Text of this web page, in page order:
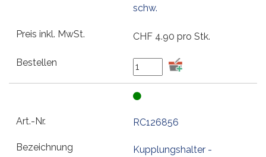
schw.
CHF 4.90 pro Stk.
RC126856
Kupplungshalter -